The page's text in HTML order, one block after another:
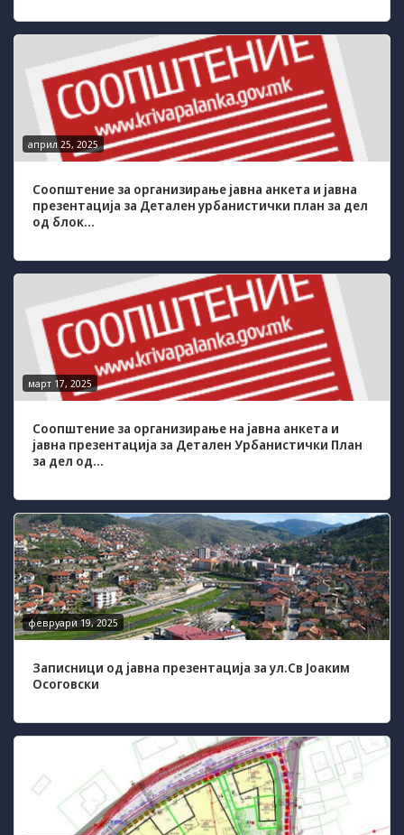
април 25, 2025
Соопштение за организирање јавна анкета и јавна
презентација за Детален урбанистички план за дел
од блок...
март 17, 2025
Соопштение за организирање на јавна анкета и
јавна презентација за Детален Урбанистички План
за дел од...
февруари 19, 2025
Записници од јавна презентација за ул.Св Јоаким
Осоговски
functionality
will
disappear
from the
website.
Marketing
your
interests and
site, you
increase the
chance of
seeing
personalized
content and
offers.